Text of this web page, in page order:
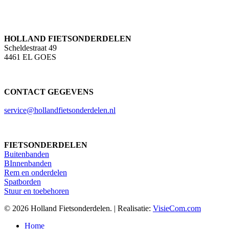
HOLLAND FIETSONDERDELEN
Scheldestraat 49
4461 EL GOES
CONTACT GEGEVENS
service@hollandfietsonderdelen.nl
FIETSONDERDELEN
Buitenbanden
BInnenbanden
Rem en onderdelen
Spatborden
Stuur en toebehoren
© 2026 Holland Fietsonderdelen. | Realisatie: VisieCom.com
Close
Home